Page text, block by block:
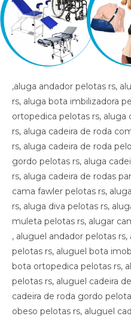
,aluga andador pelotas rs, aluga banco banho pelotas rs, aluga bota imbilizadora pelotas rs, aluga bota ortopedica pelotas rs, aluga cadeira de banho pelotas rs, aluga cadeira de roda com elevacao de pernas pelotas rs, aluga cadeira de roda pelotas rs, aluga cadeira de roda gordo pelotas rs, aluga cadeira de roda obeso pelotas rs, aluga cadeira de rodas para perna reta pelotas rs, aluga cama fawler pelotas rs, aluga cama hospitalar pelotas rs, aluga diva pelotas rs, aluga maca pelotas rs, aluga muleta pelotas rs, alugar cama hospitalar pelotas rs , aluguel andador pelotas rs, aluguel banco de banho pelotas rs, aluguel bota imobilizadora pelotas rs, aluguel bota ortopedica pelotas rs, aluguel cadeira de banho pelotas rs, aluguel cadeira de roda pelotas rs, aluguel cadeira de roda gordo pelotas rs, aluguel cadeira de roda obeso pelotas rs, aluguel cadeira de rodas com elevacao de pernas pelotas rs, aluguel cadeira de rodas para perna reta pelotas rs, aluguel cama fawler pelotas rs, aluguel cama hospitalar pelotas rs, aluguel diva pelotas rs, aluguel maca pelotas rs, aluguel maca pelotas rs, aluguel muleta pelotas rs, andador pelotas rs, artigos hospitalares pelotas rs, assento para banho pelotas rs, banco para banho pelotas rs, bota imibilizadora pelotas rs, bota imobilizadora pelotas rs, bota ortopedica barata pelotas rs, bota ortopedica pelotas rs, cadeira de higiene pelotas rs, cadeira de banho pelotas rs, cadeira de higiene pelotas rs, cadeira de necessidades pelotas rs, cadeira de roda gordo pelotas rs, cadeira de roda obeso pelotas rs, cadeira de rodas aluguel pelotas rs, cadeira de rodas elevacao de pernas pelotas rs, cadeira de rodas higienica pelotas rs, cadeira de rodas para banho preco pelotas rs, cadeira de rodas para gordo pelotas rs, cadeira higienica dobravel pelotas rs, cadeira higienica preco pelotas rs, cadeira para banho preco pelotas rs, cadeira para vaso pelotas rs, cadeiras de rodas pelotas rs, calha afo ortopedica pe caido pelotas rs, calha afo ortopedica pe caido pelotas rs, calha afo ortopedica pe caido pelotas rs, cama fawler pelotas rs, cama hospitalar automatica pelotas rs, cama hospitalar pelotas rs, cama hospitalar manual pelotas rs, cedeira de rodas pelotas rs, cilindro de oxigenio medicinal pelotas rs, clinica ortopedica pelotas rs, clinica so trauma pelotas rs, colar cervical pelotas rs, diva pelotas rs, equipamentos medicos pelotas rs, fisioterapia pelotas rs, hospital pelotas rs, hospital so trauma pelotas rs, imobilizador articulado cotovelo pelotas rs, imobilizador articulado joelho pelotas rs, imobilizador articulado joelho pelotas rs, imobilizador articulado pelotas rs, joelheira pelotas rs, joelheira ortopedica brace pelotas rs, joelheira ortopedica brace pelotas rs pelotas rs, joelheira ortopedica pelotas rs, joelheira ortopedica pelotas rs, joelheira ortopedica pelotas rs, joelheira ortopedica pelotas rs, joelheira ortopedica pelotas rs, locacao andador pelotas rs, locacao banco de banho pelotas rs, locacao bota imobilizadora pelotas rs, locacao bota ortopedica pelotas rs, locacao cadeira de banho pelotas rs, locacao cadeira de roda pelotas rs, locacao cadeira de roda gordo pelotas rs, locacao cadeira de roda obeso pelotas rs, locacao cadeira de rodas elevalcao de pernas pelotas rs, locacao cama fawler pelotas rs, locacao cama hospitalar pelotas rs, locacao de cadeira de rodas pelotas rs, locacao de cadeira de rodas para perna reta pelotas rs, locacao diva pelotas rs, locacao maca pelotas rs, locacao maca pelotas rs, locacao muleta pelotas rs, locadora andador pelotas rs, locadora banco de banho pelotas rs, locadora bota imobilizadora pelotas rs, locadora bota ortopedica pelotas rs, locadora cadeira de banho pelotas rs, locadora cadeira de roda pelotas rs, locadora cadeira de roda gordo pelotas rs, locadora cadeira de roda obeso pelotas rs, locadora cadeira de rodas elevecao de pernas, locadora cadeira de rodas para perna reta pelotas rs, locadora cama fawler pelotas rs, locadora cama hospitalar pelotas rs, locadora diva pelotas rs, locadora maca pelotas rs, locadora maca pelotas rs, locadora muleta pelotas rs, loja bota ortopedica pelotas rs, loja cadeira de banho pelotas rs, loja cadeira de roda pelotas rs, loja cama hospitalar pelotas rs, loja muleta pelotas rs, loja produtos medicos pelotas rs, loja produtos hospitalar pelotas rs, loja produtos hospitalares pelotas rs, loja produtos medicos pelotas rs, loja produtos ortopedicos pelotas rs, loja vende andador pelotas rs, loja vende bota ortopedica pelotas rs, loja vende cadeira de rodas perna reta pelotas rs, loja vende cama fawler pelotas rs, loja vende muleta pelotas rs, loja vende tipoia pelotas rs, maca pelotas rs, material cirurgico pelotas rs, medico ortopedista pelotas rs, muleta barata pelotas rs, muleta pelotas rs, muleta usada pelotas rs, muletas pelotas rs, munhequeira pelotas rs, ortese articulada cotovelo pelotas rs, ortese articulada cotovelo pelotas rs, ortese articulado cotovelo pelotas rs, ortese notuna facite plantar pelotas rs, ortese noturna facite plantar pelotas rs, ortese noturna facite plantar pelotas rs, ortopedia pelotas rs, poltrona hospitalar preco pelotas rs, poltrona reclinavel hospitalar